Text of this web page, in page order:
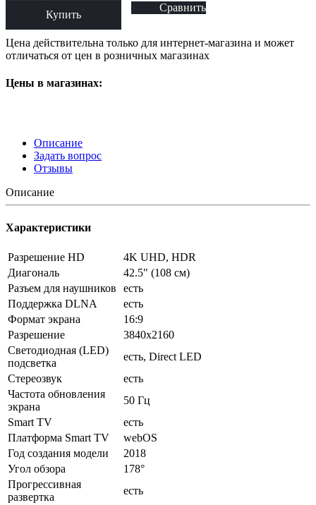
Купить
Сравнить
Цена действительна только для интернет-магазина и может
отличаться от цен в розничных магазинах
Цены в магазинах:
Описание
Задать вопрос
Отзывы
Описание
Характеристики
Разрешение HD
4K UHD, HDR
Диагональ
42.5" (108 см)
Разъем для наушников
есть
Поддержка DLNA
есть
Формат экрана
16:9
Разрешение
3840x2160
Светодиодная (LED)
подсветка
есть, Direct LED
Стереозвук
есть
Частота обновления
экрана
50 Гц
Smart TV
есть
Платформа Smart TV
webOS
Год создания модели
2018
Угол обзора
178°
Прогрессивная
развертка
есть